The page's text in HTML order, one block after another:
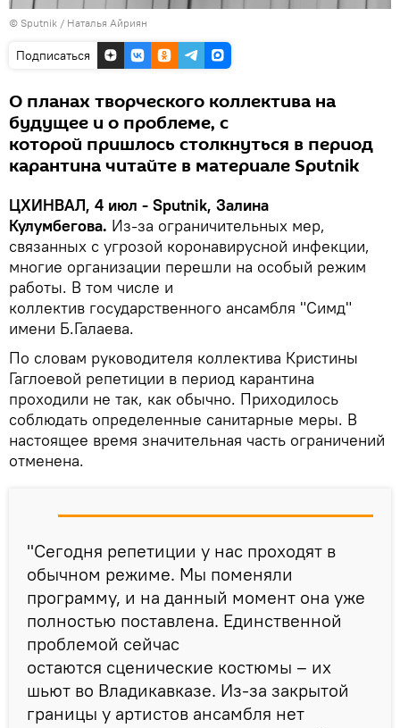
© Sputnik / Наталья Айриян
Подписаться
О планах творческого коллектива на
будущее и о проблеме, с
которой пришлось столкнуться в период
карантина читайте в материале Sputnik
ЦХИНВАЛ, 4 июл - Sputnik, Залина
Кулумбегова. Из-за ограничительных мер,
связанных с угрозой коронавирусной инфекции,
многие организации перешли на особый режим
работы. В том числе и
коллектив государственного ансамбля "Симд"
имени Б.Галаева.
По словам руководителя коллектива Кристины
Гаглоевой репетиции в период карантина
проходили не так, как обычно. Приходилось
соблюдать определенные санитарные меры. В
настоящее время значительная часть ограничений
отменена.
"Сегодня репетиции у нас проходят в
обычном режиме. Мы поменяли
программу, и на данный момент она уже
полностью поставлена. Единственной
проблемой сейчас
остаются сценические костюмы – их
шьют во Владикавказе. Из-за закрытой
границы у артистов ансамбля нет